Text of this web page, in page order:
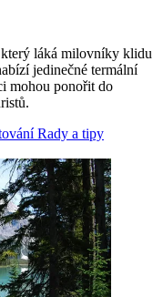
láká milovníky klidu
jedinečné termální
mohou ponořit do
Rady a tipy